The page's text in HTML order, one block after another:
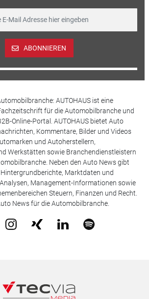
ABONNIEREN
AUTOHAUS ist eine
für die Automobilbranche und
Online-Portal. AUTOHAUS bietet Auto
Kommentare, Bilder und Videos
und Autoherstellern,
Werkstätten sowie Branchendienstleistern
Neben den Auto News gibt
Marktdaten und
Management-Informationen sowie
Steuern, Finanzen und Recht.
News für die Automobilbranche.